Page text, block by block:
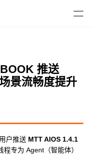
推送
景流畅度提升
户推送 MTT AIOS 1.4.1
专为 Agent（智能体）